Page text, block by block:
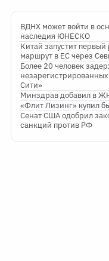
ВДНХ может войти в
наследия ЮНЕСКО
Китай запустит
маршрут в ЕС через
Более 20 человек
Сити»
Минздрав добавил в
«Флит Лизинг» купил
Сенат США одобрил
санкций против РФ